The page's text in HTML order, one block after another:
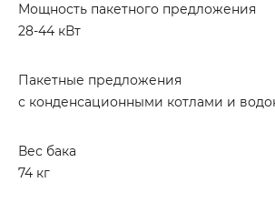
Мощность пакетного предложения
28-44 кВт
Пакетные предложения
с конденсационными котлами и
Вес бака
74 кг